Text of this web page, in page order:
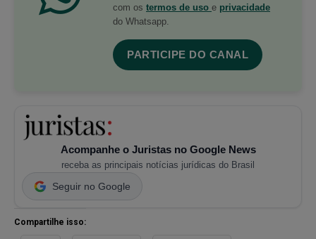
com os termos de uso e privacidade
do Whatsapp.
PARTICIPE DO CANAL
Acompanhe o Juristas no Google News
receba as principais notícias jurídicas do Brasil
Seguir no Google
Compartilhe isso: